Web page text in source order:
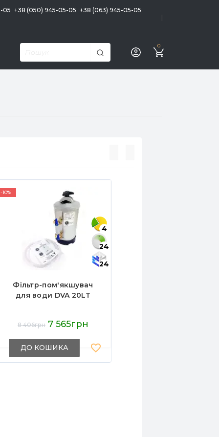
05 +38 (050) 945-05-05 +38 (063) 945-05-05
0
-10%
4
24
24
Фільтр-пом'якшувач
для води DVA 20LT
8 406грн 7 565грн
ДО КОШИКА